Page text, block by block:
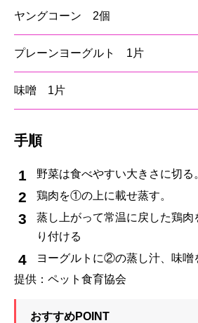
ヤングコーン 2個
プレーンヨーグルト 1片
味噌 1片
手順
野菜は食べやすい大きさに切る
鶏肉を①の上に載せ蒸す。
蒸し上がって常温に戻した鶏肉
り付ける
ヨーグルトに②の蒸し汁、味噌
提供：ペット食育協会
おすすめPOINT